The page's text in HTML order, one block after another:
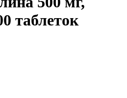
таблеток